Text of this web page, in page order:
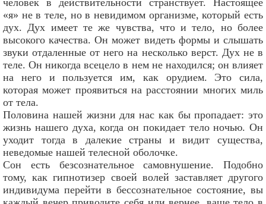
«я» не в теле, но в невидимом организме, который есть
дух. Дух имеет те же чувства, что и тело, но более
высокого качества. Он может видеть формы и слышать
звуки отдаленные от него на несколько верст. Дух не в
теле. Он никогда всецело в нем не находился; он влияет
на него и пользуется им, как орудием. Это сила,
которая может проявиться на расстоянии многих миль
от тела.
Половина нашей жизни для нас как бы пропадает: это
жизнь нашего духа, когда он покидает тело ночью. Он
уходит тогда в далекие страны и видит существа,
неведомые нашей телесной оболочке.
Сон есть безсознательное самовнушение. Подобно
тому, как гипнотизер своей волей заставляет другого
индивидума перейти в бессознательное состояние, вы